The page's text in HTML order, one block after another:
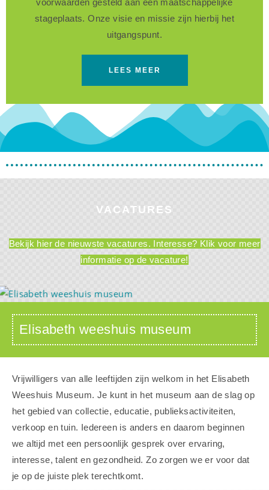
stageplaats. Onze visie en missie zijn hierbij het
uitgangspunt.
LEES MEER
VACATURES
Bekijk hier de nieuwste vacatures. Interesse? Klik voor meer
informatie op de vacature!
Elisabeth weeshuis museum
Vrijwilligers van alle leeftijden zijn welkom in het Elisabeth
Weeshuis Museum. Je kunt in het museum aan de slag op
het gebied van collectie, educatie, publieksactiviteiten,
verkoop en tuin. Iedereen is anders en daarom beginnen
we altijd met een persoonlijk gesprek over ervaring,
interesse, talent en gezondheid. Zo zorgen we er voor dat
je op de juiste plek terechtkomt.